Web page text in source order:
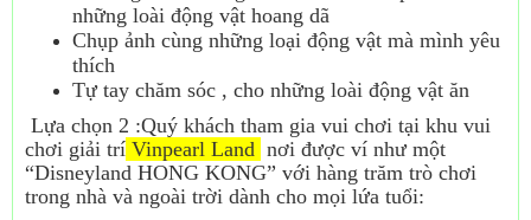
những loài động vật hoang dã
Chụp ảnh cùng những loại động vật mà mình yêu
thích
Tự tay chăm sóc , cho những loài động vật ăn
Lựa chọn 2 :Quý khách tham gia vui chơi tại khu vui
chơi giải trí Vinpearl Land nơi được ví như một
“Disneyland HONG KONG” với hàng trăm trò chơi
trong nhà và ngoài trời dành cho mọi lứa tuổi: